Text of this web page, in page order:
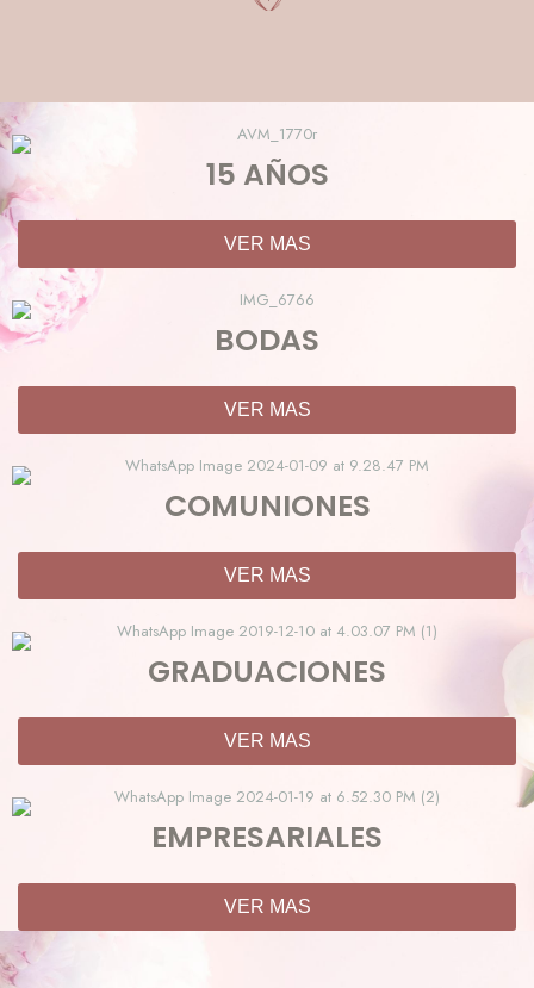
15 AÑOS
VER MAS
BODAS
VER MAS
COMUNIONES
VER MAS
GRADUACIONES
VER MAS
EMPRESARIALES
VER MAS